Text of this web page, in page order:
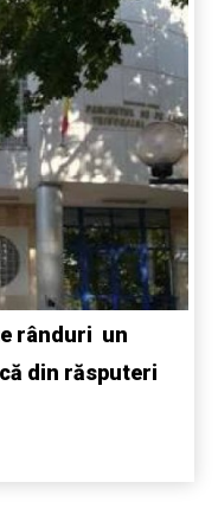
rânduri un
din răsputeri